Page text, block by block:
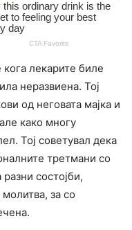
лекарите биле
неразвиена. Тој
од неговата мајка и
како многу
Тој советувал дека
третмани со
состојби,
за со